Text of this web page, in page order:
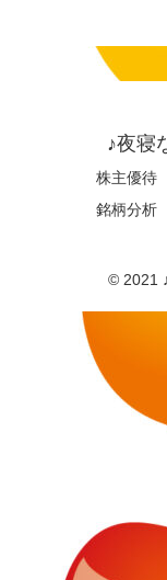
♪夜寝
株主優待
銘柄分析
© 2021